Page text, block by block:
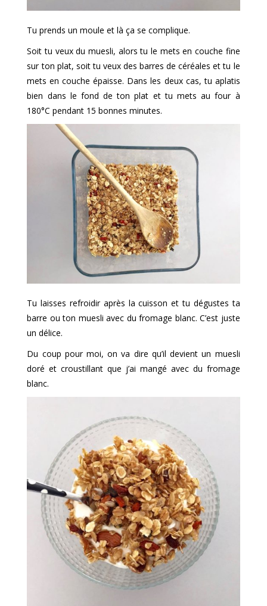
Tu prends un moule et là ça se complique.
Soit tu veux du muesli, alors tu le mets en couche fine
sur ton plat, soit tu veux des barres de céréales et tu le
mets en couche épaisse. Dans les deux cas, tu aplatis
bien dans le fond de ton plat et tu mets au four à
180°C pendant 15 bonnes minutes.
Tu laisses refroidir après la cuisson et tu dégustes ta
barre ou ton muesli avec du fromage blanc. C’est juste
un délice.
Du coup pour moi, on va dire qu’il devient un muesli
doré et croustillant que j’ai mangé avec du fromage
blanc.